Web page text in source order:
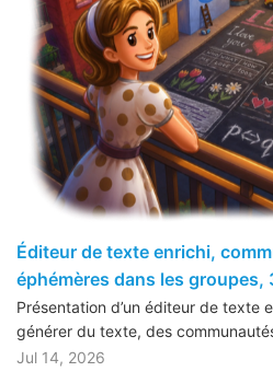
Éditeur de texte enrichi,
éphémères dans les groupes,
Présentation d’un éditeur de texte
générer du texte, des
Jul 14, 2026